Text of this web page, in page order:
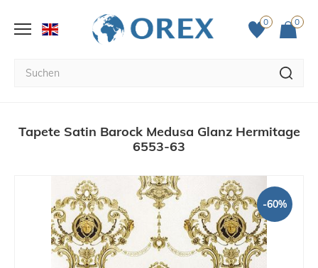
0 0
Tapete Satin Barock Medusa Glanz Hermitage
6553-63
-60%